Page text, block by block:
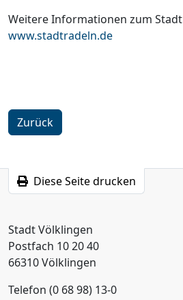
Weitere Informationen zum
www.stadtradeln.de
Zurück
Diese Seite drucken
Stadt Völklingen
Postfach 10 20 40
66310 Völklingen
Telefon (0 68 98) 13-0